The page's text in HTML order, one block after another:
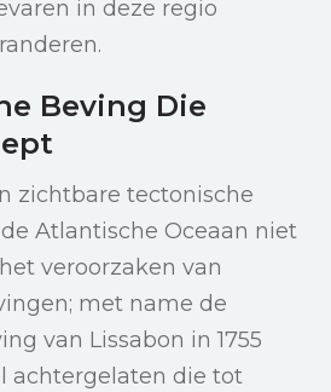
in deze regio
Beving Die
zichtbare tectonische
Atlantische Oceaan niet
veroorzaken van
met name de
van Lissabon in 1755
achtergelaten die tot